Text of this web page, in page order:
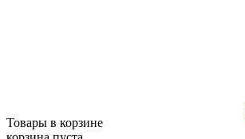
Товары в корзине